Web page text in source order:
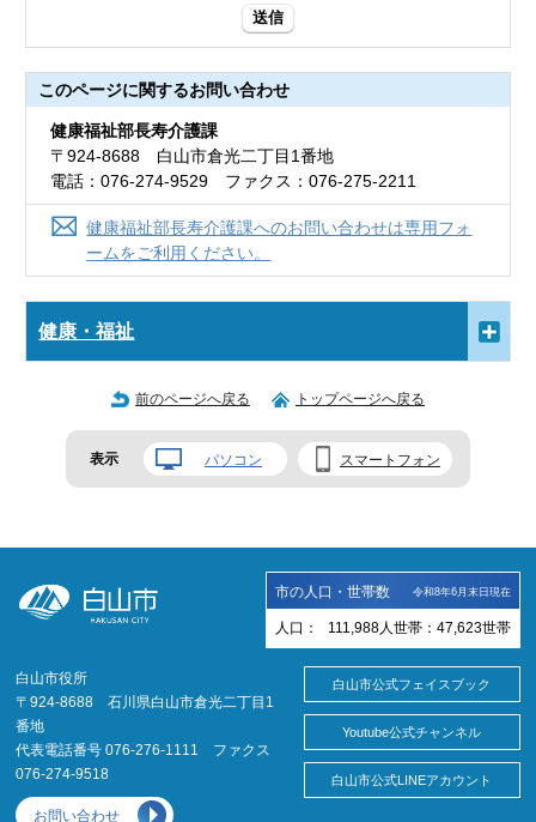
送信
このページに関するお問い合わせ
健康福祉部長寿介護課
〒924-8688 白山市倉光二丁目1番地
電話：076-274-9529 ファクス：076-275-2211
健康福祉部長寿介護課へのお問い合わせは専用フォ
ームをご利用ください。
健康・福祉
前のページへ戻る トップページへ戻る
表示 パソコン スマートフォン
市の人口・世帯数 令和8年6月末日現在
人口： 111,988 人 世帯： 47,623世帯
白山市役所
〒924-8688 石川県白山市倉光二丁目1
番地
代表電話番号 076-276-1111 ファクス
076-274-9518
お問い合わせ
白山市公式フェイスブック
Youtube公式チャンネル
白山市公式LINEアカウント